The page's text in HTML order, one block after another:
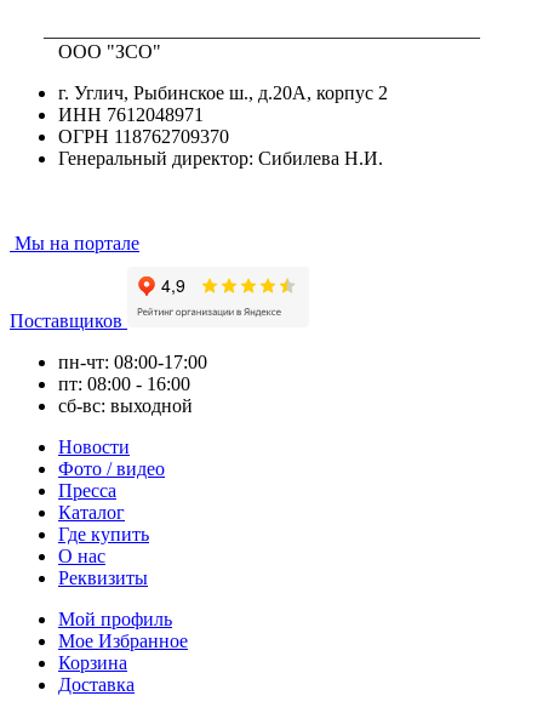
ООО "ЗСО"
г. Углич, Рыбинское ш., д.20А, корпус 2
ИНН 7612048971
ОГРН 118762709370
Генеральный директор: Сибилева Н.И.
Мы на портале
Поставщиков
пн-чт: 08:00-17:00
пт: 08:00 - 16:00
сб-вс: выходной
Новости
Фото / видео
Пресса
Каталог
Где купить
О нас
Реквизиты
Мой профиль
Мое Избранное
Корзина
Доставка